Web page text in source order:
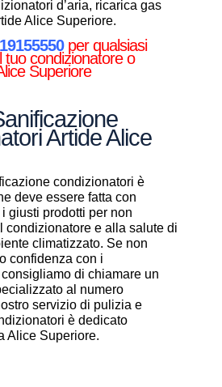
d’aria, ricarica gas
Alice Superiore.
per qualsiasi
tuo condizionatore o
Superiore
Artide Alice
condizionatori è
deve essere fatta con
giusti prodotti per non
condizionatore e alla salute di
climatizzato. Se non
confidenza con i
di chiamare un
al numero
servizio di pulizia e
è dedicato
Alice Superiore.